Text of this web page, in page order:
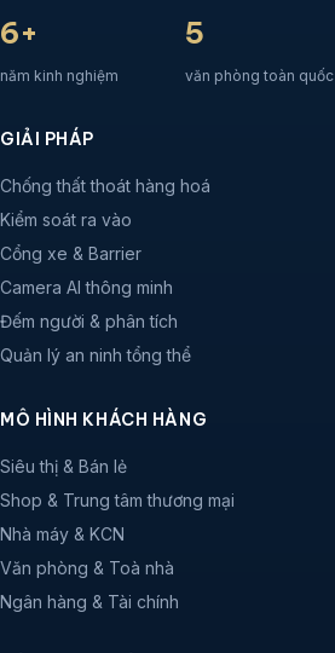
6+
năm kinh nghiệm
5
văn phòng toàn quốc
GIẢI PHÁP
Chống thất thoát hàng hoá
Kiểm soát ra vào
Cổng xe & Barrier
Camera AI thông minh
Đếm người & phân tích
Quản lý an ninh tổng thể
MÔ HÌNH KHÁCH HÀNG
Siêu thị & Bán lẻ
Shop & Trung tâm thương mại
Nhà máy & KCN
Văn phòng & Toà nhà
Ngân hàng & Tài chính